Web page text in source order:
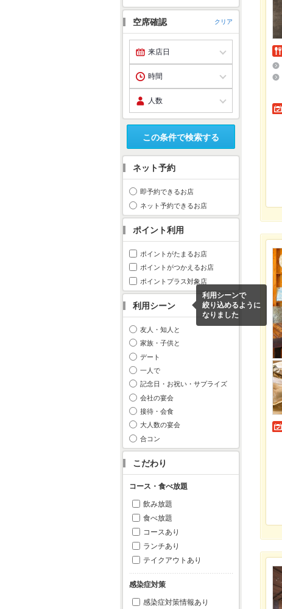
空席確認 クリア
この条件で検索する
ネット予約
即予約できるお店
ネット予約できるお店
ポイント利用
ポイントがたまるお店
ポイントがつかえるお店
ポイントプラス対象店
利用シーン
利用シーンで
絞り込めるように
なりました
友人・知人と
家族・子供と
デート
一人で
記念日・お祝い・サプライズ
会社の宴会
接待・会食
大人数の宴会
合コン
こだわり
コース・食べ放題
飲み放題
食べ放題
コースあり
ランチあり
テイクアウトあり
感染症対策
感染症対策情報あり